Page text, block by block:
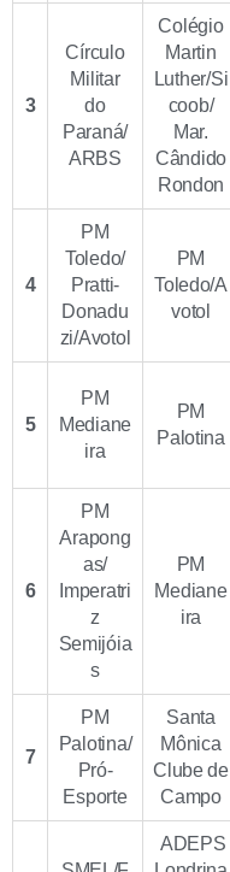
3
Círculo
Militar
do
Paraná/
ARBS
Colégio
Martin
Luther/Si
coob/
Mar.
Cândido
Rondon
4
PM
Toledo/
Pratti-
Donadu
zi/Avotol
PM
Toledo/A
votol
5
PM
Mediane
ira
PM
Palotina
6
PM
Arapong
as/
Imperatri
z
Semijóia
s
PM
Mediane
ira
7
PM
Palotina/
Pró-
Esporte
Santa
Mônica
Clube de
Campo
ADEPS